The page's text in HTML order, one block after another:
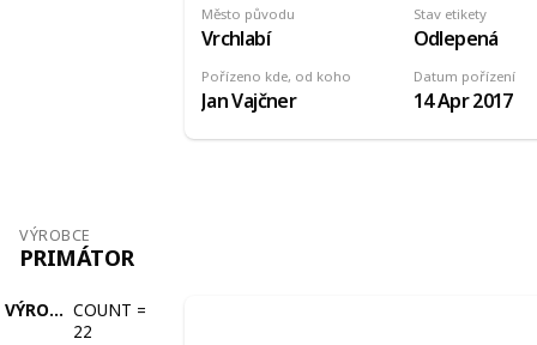
Pořízeno kde, od koho
Jan Vajčner
Stav etikety
Odlepená
Datum pořízení
14 Apr 2017
Město původu
Vrchlabí
VÝROBCE
PRIMÁTOR
VÝROBCE COUNT =
22